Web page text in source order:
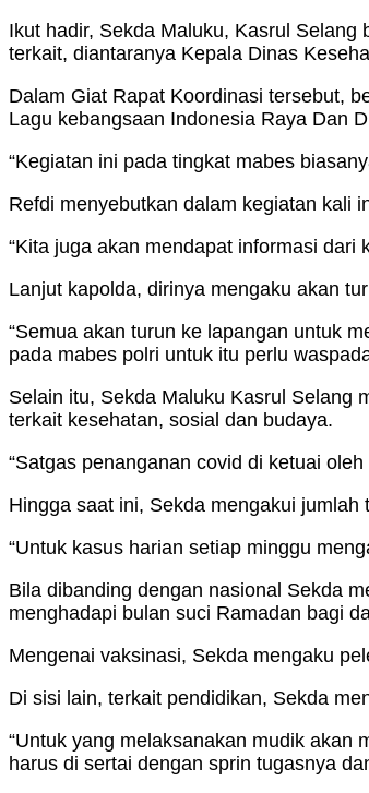
Ikut hadir, Sekda Maluku, Kasrul
terkait, diantaranya Kepala Dinas
Dalam Giat Rapat Koordinasi tersebut,
Lagu kebangsaan Indonesia Raya Dan
“Kegiatan ini pada tingkat mabes
Refdi menyebutkan dalam kegiatan kali
“Kita juga akan mendapat informasi
Lanjut kapolda, dirinya mengaku akan
“Semua akan turun ke lapangan untuk
pada mabes polri untuk itu perlu
Selain itu, Sekda Maluku Kasrul Selang
terkait kesehatan, sosial dan budaya.
“Satgas penanganan covid di ketuai
Hingga saat ini, Sekda mengakui
“Untuk kasus harian setiap minggu
Bila dibanding dengan nasional Sekda
menghadapi bulan suci Ramadan bagi
Mengenai vaksinasi, Sekda mengaku
Di sisi lain, terkait pendidikan, Sekda
“Untuk yang melaksanakan mudik akan
harus di sertai dengan sprin tugasnya